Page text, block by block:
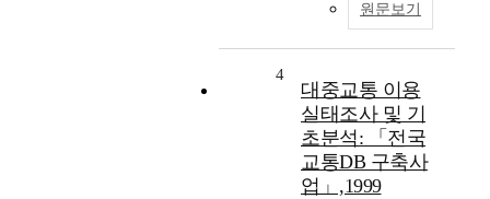
원문보기
4
대중교통 이용
실태조사 및 기
초분석: 「전국
교통DB 구축사
업」,1999